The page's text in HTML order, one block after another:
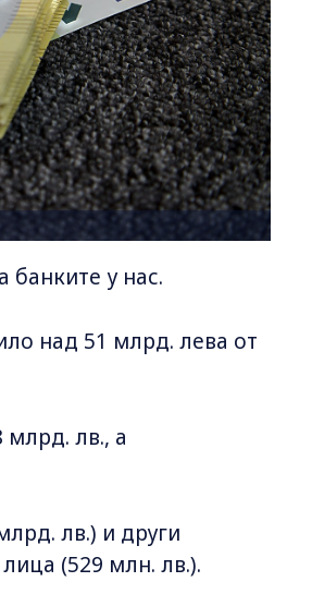
банките у нас.
над 51 млрд. лева от
млрд. лв., а
лв.) и други
(529 млн. лв.).